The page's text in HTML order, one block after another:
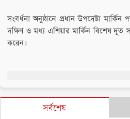
সংবর্ধনা অনুষ্ঠানে প্রধান উপদেষ্টা মার্কিন
দক্ষিণ ও মধ্য এশিয়ার মার্কিন বিশেষ দূত
করেন।
সর্বশেষ